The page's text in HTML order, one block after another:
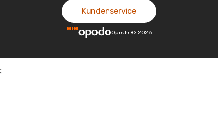
Kundenservice
Opodo © 2026
;